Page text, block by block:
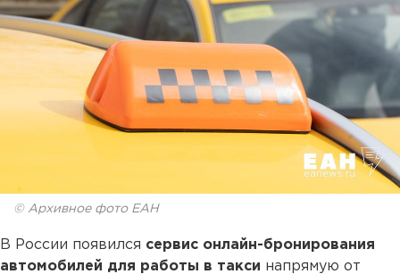
© Архивное фото ЕАН
В России появился сервис онлайн-бронирования
автомобилей для работы в такси напрямую от